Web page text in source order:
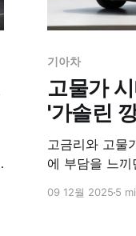
기아차
고물가
'가솔린
고금리와 고물
에 부담을 느
대비 저렴한
09 12월 20255